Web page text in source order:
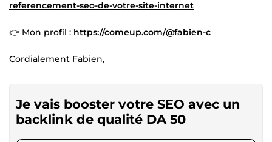
referencement-seo-de-votre-site-internet
👉 Mon profil : https://comeup.com/@fabien-c
Cordialement Fabien,
Je vais booster votre SEO avec un
backlink de qualité DA 50